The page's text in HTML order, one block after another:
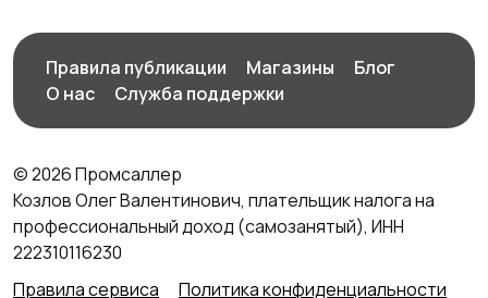
Правила публикации Магазины
Блог
О нас
Служба поддержки
© 2026 Промсаллер
Козлов Олег Валентинович, плательщик налога на
профессиональный доход (самозанятый), ИНН
222310116230
Правила сервиса
Политика конфиденциальности